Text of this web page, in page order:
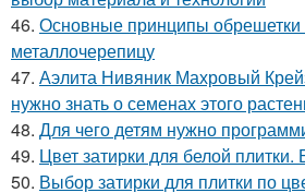
46. Основные принципы обрешетки
металлочерепицу
47. Аэлита Нивяник Махровый
нужно знать о семенах этого
48. Для чего детям нужно
49. Цвет затирки для белой
50. Выбор затирки для плитки по